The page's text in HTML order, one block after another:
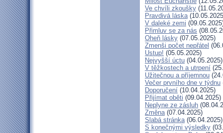
Ve chvíli zkoušky
Pravdivá láska
V daleké zemi
Přimluv se za nás
Oheň lásky (07.05.2025)
Zmenši počet nepřátel
Ustup! (05.05.2025)
Nejvyšší úctu (04.05.2025)
V těžkostech a utrpení
Užitečnou a příjemnou
Večer prvního dne v týdnu
Doporučení (10.04.2025)
Přijímat oběti (09.04.2025)
Neplyne ze zásluh
Změna(07.04.2025)
Slabá stránka(06.04.2025)
S konečnými výsledky